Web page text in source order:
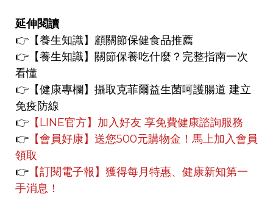
延伸閱讀
👉【養生知識】 顧關節保健食品推薦
👉【養生知識】 關節保養吃什麼？完整指南一次
看懂
👉【健康專欄】 攝取克菲爾益生菌呵護腸道 建立
免疫防線
👉 【LINE官方】 加入好友 享免費健康諮詢服務
👉 【會員好康】 送您500元購物金！馬上加入會員
領取
👉 【訂閱電子報】獲得每月特惠、健康新知第一
手消息！